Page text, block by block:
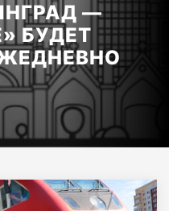
—
БУДЕТ